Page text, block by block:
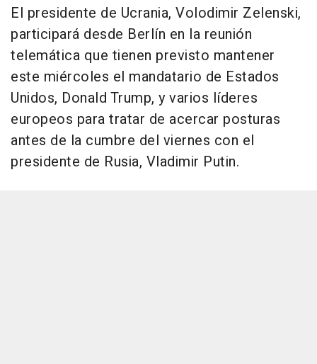
El presidente de Ucrania, Volodimir Zelenski,
participará desde Berlín en la reunión
telemática que tienen previsto mantener
este miércoles el mandatario de Estados
Unidos, Donald Trump, y varios líderes
europeos para tratar de acercar posturas
antes de la cumbre del viernes con el
presidente de Rusia, Vladimir Putin.